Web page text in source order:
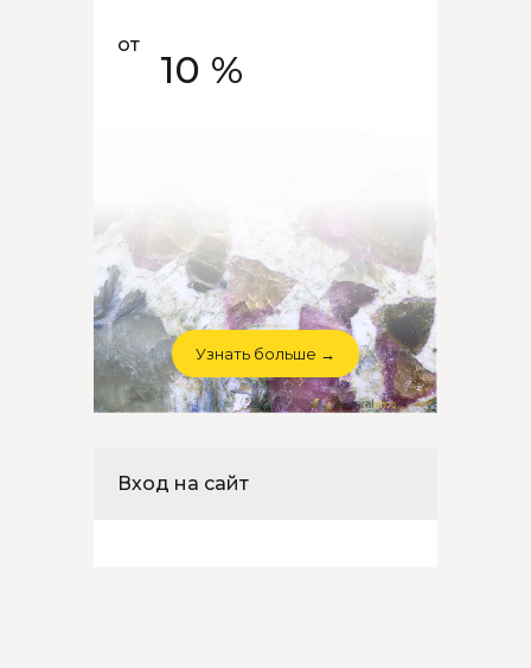
от
10 %
Узнать больше →
Вход на сайт